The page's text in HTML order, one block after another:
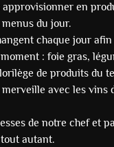
en
du jour.
chaque jour
: foie gras,
de produits du
avec les vins
de notre chef et
autant.